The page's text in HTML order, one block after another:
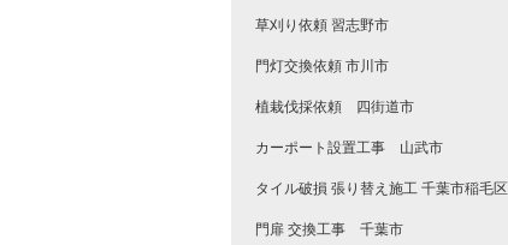
草刈り依頼 習志野市
門灯交換依頼 市川市
植栽伐採依頼 四街道市
カーポート設置工事 山武市
タイル破損 張り替え施工 千葉市稲毛区
門扉 交換工事 千葉市